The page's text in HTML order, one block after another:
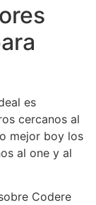
es
cercanos al
mejor boy los
al one y al
Codere